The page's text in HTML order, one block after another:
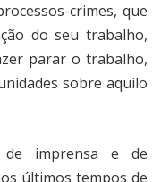
crimes, que
do seu trabalho,
parar o trabalho,
sobre aquilo
imprensa e de
últimos tempos de